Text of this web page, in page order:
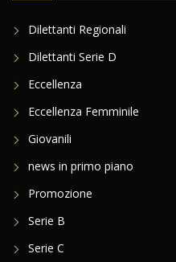
Dilettanti Regionali
Dilettanti Serie D
Eccellenza
Eccellenza Femminile
Giovanili
news in primo piano
Promozione
Serie B
Serie C